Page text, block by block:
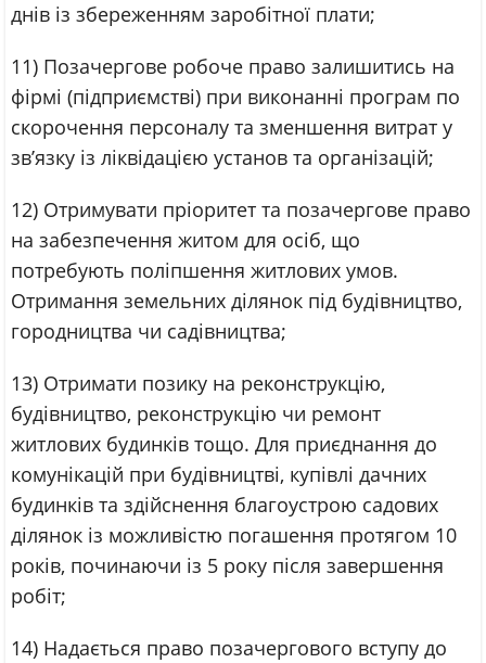
днів із збереженням заробітної плати;
11) Позачергове робоче право залишитись на
фірмі (підприємстві) при виконанні програм по
скорочення персоналу та зменшення витрат у
зв’язку із ліквідацією установ та організацій;
12) Отримувати пріоритет та позачергове право
на забезпечення житом для осіб, що
потребують поліпшення житлових умов.
Отримання земельних ділянок під будівництво,
городництва чи садівництва;
13) Отримати позику на реконструкцію,
будівництво, реконструкцію чи ремонт
житлових будинків тощо. Для приєднання до
комунікацій при будівництві, купівлі дачних
будинків та здійснення благоустрою садових
ділянок із можливістю погашення протягом 10
років, починаючи із 5 року після завершення
робіт;
14) Надається право позачергового вступу до